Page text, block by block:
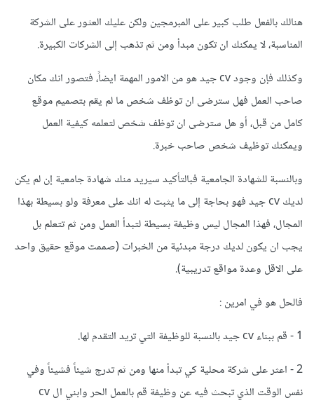
هنالك بالفعل طلب كبير على المبرمجين ولكن عليك العثور على الشركة
المناسبة، لا يمكنك ان تكون مبدأ ومن ثم تذهب إلى الشركات الكبيرة.
وكذلك فإن وجود cv جيد هو من الامور المهمة ايضاً، فتصور انك مكان
صاحب العمل فهل سترضى ان توظف شخص ما لم يقم بتصميم موقع
كامل من قبل، أو هل سترضى ان توظف شخص لتعلمه كيفية العمل
ويمكنك توظيف شخص صاحب خبرة.
وبالنسبة للشهادة الجامعية فبالتأكيد سيريد منك شهادة جامعية إن لم يكن
لديك cv جيد فهو بحاجة إلى ما يثبت له انك على معرفة ولو بسيطة بهذا
المجال، فهذا المجال ليس وظيفة بسيطة لتبدأ العمل ومن ثم تتعلم بل
يجب ان يكون لديك درجة مبدئية من الخبرات (صممت موقع حقيق واحد
على الاقل وعدة مواقع تدريبية).
فالحل هو في امرين
1 - قم ببناء cv جيد بالنسبة للوظيفة التي تريد التقدم لها.
2 - اعثر على شركة محلية كي تبدأ منها ومن ثم تدرج شيئاً فشيئاً وفي
نفس الوقت الذي تبحث فيه عن وظيفة قم بالعمل الحر وابني ال cv